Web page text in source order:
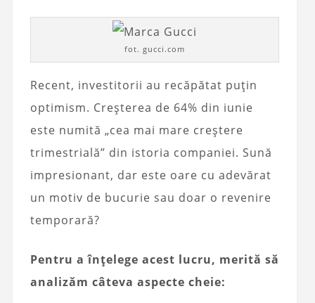
fot. gucci.com
Recent, investitorii au recăpătat puțin
optimism. Creșterea de 64% din iunie
este numită „cea mai mare creștere
trimestrială” din istoria companiei. Sună
impresionant, dar este oare cu adevărat
un motiv de bucurie sau doar o revenire
temporară?
Pentru a înțelege acest lucru, merită să
analizăm câteva aspecte cheie: